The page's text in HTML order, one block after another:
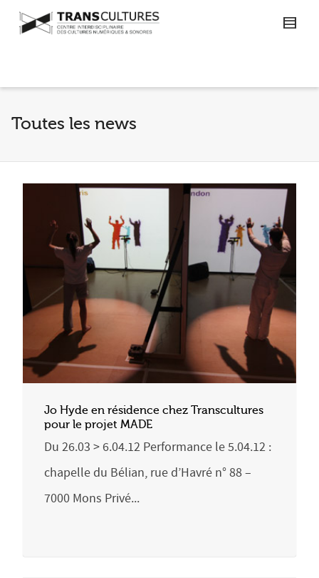
Toutes les news
Jo Hyde en résidence chez Transcultures
pour le projet MADE
Du 26.03 > 6.04.12 Performance le 5.04.12 :
chapelle du Bélian, rue d’Havré n° 88 –
7000 Mons Privé...